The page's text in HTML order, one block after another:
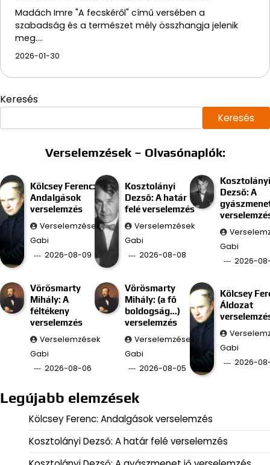
Madách Imre "A fecskéről" című versében a
szabadság és a természet mély összhangja jelenik
meg.…
2026-01-30
Keresés
Keresés
Verselemzések – Olvasónaplók:
Kölcsey Ferenc:
Andalgások
verselemzés
Verselemzések
Gabi
2026-08-09
Kosztolányi
Dezső: A határ
felé verselemzés
Verselemzések
Gabi
2026-08-08
Kosztolányi
Dezső: A
Gabi
2026-
Vörösmarty
Mihály: A
féltékeny
verselemzés
Verselemzések
Gabi
2026-08-06
Vörösmarty
Mihály: (a fő
boldogság…)
verselemzés
Verselemzések
Gabi
2026-08-05
Kölcsey
Áldozat
Gabi
2026-
Legújabb elemzések
Kölcsey Ferenc: Andalgások verselemzés
Kosztolányi Dezső: A határ felé verselemzés